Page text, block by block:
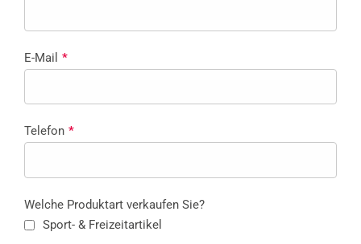
E-Mail *
Telefon *
Welche Produktart verkaufen Sie?
Sport- & Freizeitartikel